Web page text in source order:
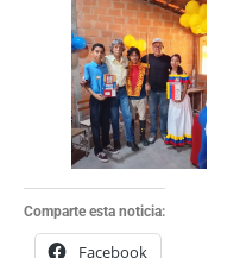
Comparte esta noticia:
Facebook